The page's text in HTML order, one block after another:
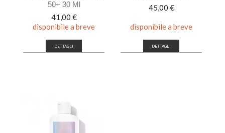
50+ 30 Ml
Prezzo
41,00 €
disponibile a breve
DETTAGLI
Prezzo
45,00 €
disponibile a breve
DETTAGLI